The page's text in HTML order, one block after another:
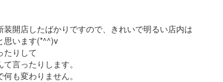
開店したばかりですので、きれいで明るい店内は
思います(*^^)v
たりして
言ったりします。
も変わりません。